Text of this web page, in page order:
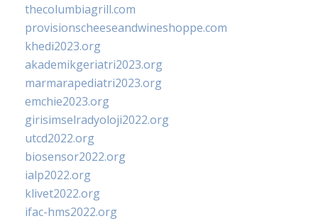
thecolumbiagrill.com
provisionscheeseandwineshoppe.com
khedi2023.org
akademikgeriatri2023.org
marmarapediatri2023.org
emchie2023.org
girisimselradyoloji2022.org
utcd2022.org
biosensor2022.org
ialp2022.org
klivet2022.org
ifac-hms2022.org